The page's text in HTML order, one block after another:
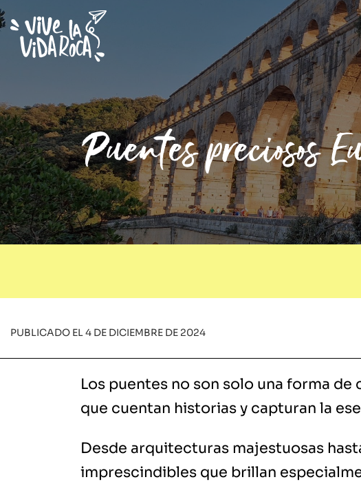
Puentes preciosos
PUBLICADO EL 4 DE DICIEMBRE DE 2024
Los puentes no son solo una forma
que cuentan historias y capturan la
Desde arquitecturas majestuosas
imprescindibles que brillan